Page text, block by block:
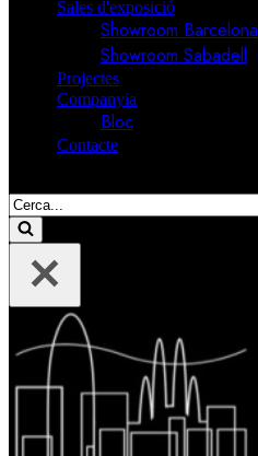
Sales d'exposició
Showroom Barcelona
Showroom Sabadell
Projectes
Companyia
Bloc
Contacte
Cerca....